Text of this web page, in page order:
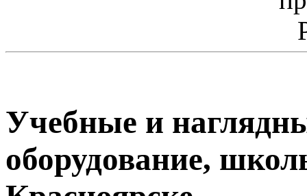
Учебные и
оборудование,